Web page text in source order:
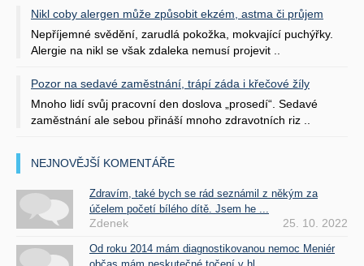
Nikl coby alergen může způsobit ekzém, astma či průjem
Nepříjemné svědění, zarudlá pokožka, mokvající puchýřky.
Alergie na nikl se však zdaleka nemusí projevit ..
Pozor na sedavé zaměstnání, trápí záda i křečové žíly
Mnoho lidí svůj pracovní den doslova „prosedí“. Sedavé
zaměstnání ale sebou přináší mnoho zdravotních riz ..
NEJNOVĚJŠÍ KOMENTÁŘE
Zdravím, také bych se rád seznámil z někým za
účelem početí bílého dítě. Jsem he ...
Zdenek 25. 10. 2022
Od roku 2014 mám diagnostikovanou nemoc Meniér